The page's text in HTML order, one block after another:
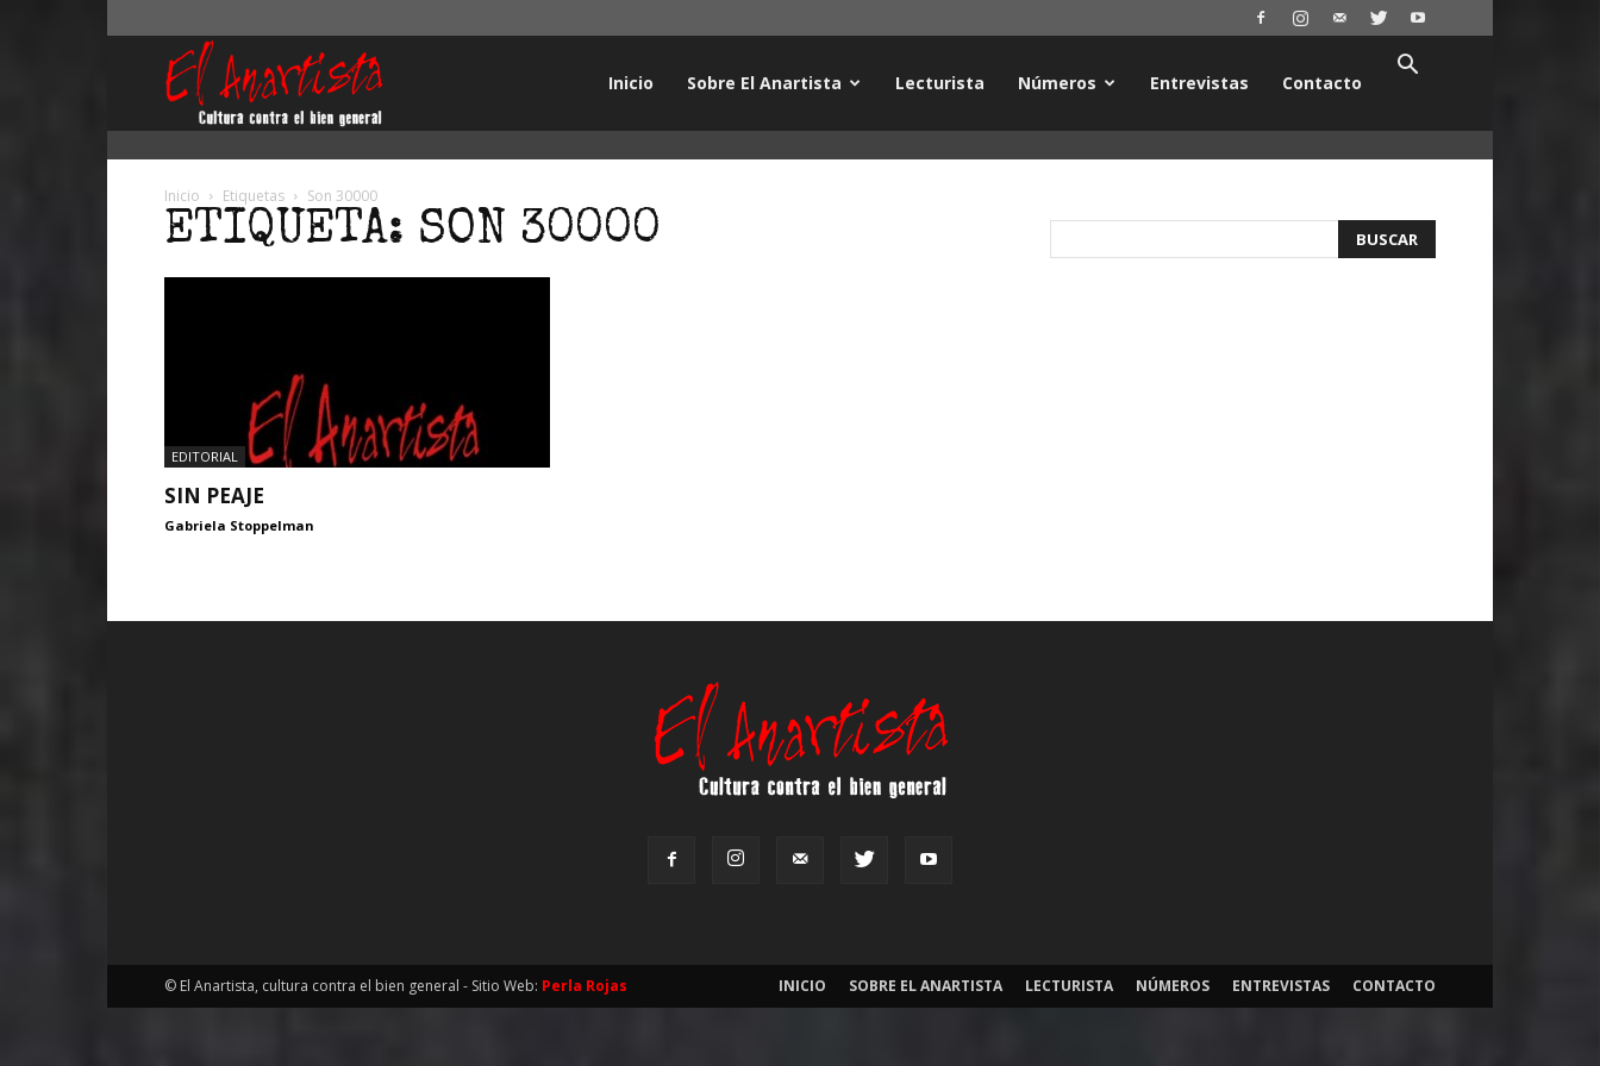
Inicio Sobre El Anartista Lecturista Números Entrevistas Contacto
Inicio Etiquetas Son 30000
ETIQUETA: SON 30000
EDITORIAL
SIN PEAJE
Gabriela Stoppelman
INICIO SOBRE EL ANARTISTA LECTURISTA NÚMEROS ENTREVISTAS CONTACTO
© El Anartista, cultura contra el bien general - Sitio Web: Perla Rojas